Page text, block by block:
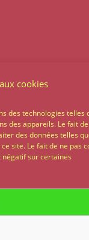
cookies
des technologies telles
des appareils. Le fait de
des données telles
site. Le fait de ne pas
sur certaines